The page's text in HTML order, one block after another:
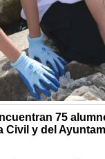
75
Civil y del